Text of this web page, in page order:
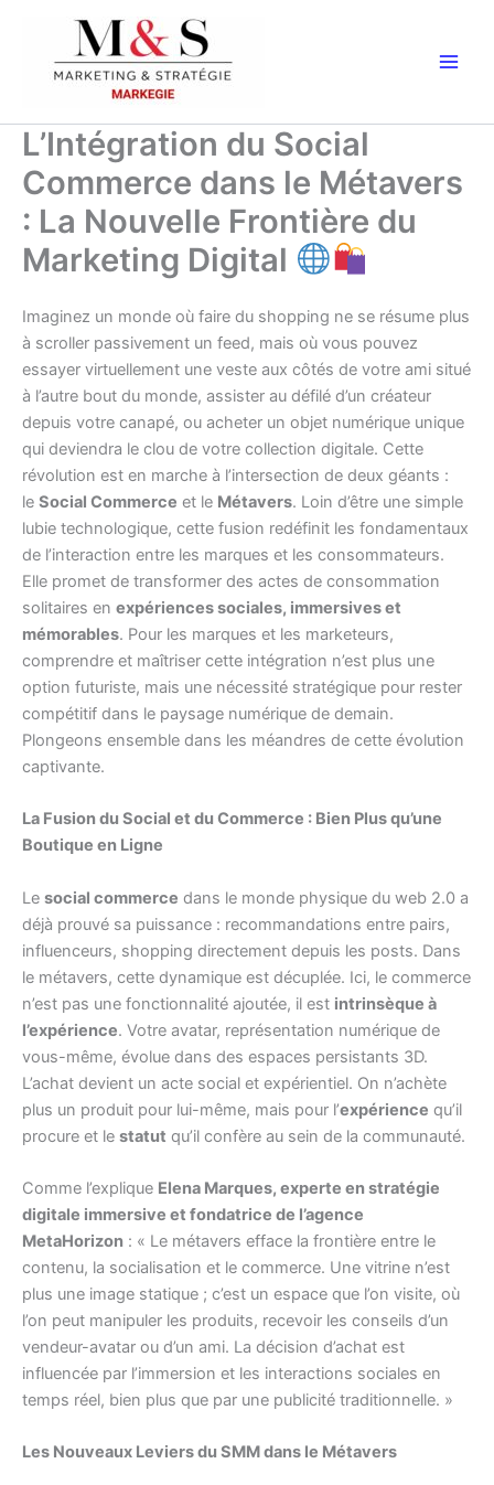
contenu
L’Intégration du Social
Commerce dans le Métavers
: La Nouvelle Frontière du
Marketing Digital
Imaginez un monde où faire du shopping ne se résume plus
à scroller passivement un feed, mais où vous pouvez
essayer virtuellement une veste aux côtés de votre ami situé
à l’autre bout du monde, assister au défilé d’un créateur
depuis votre canapé, ou acheter un objet numérique unique
qui deviendra le clou de votre collection digitale. Cette
révolution est en marche à l’intersection de deux géants :
le Social Commerce et le Métavers. Loin d’être une simple
lubie technologique, cette fusion redéfinit les fondamentaux
de l’interaction entre les marques et les consommateurs.
Elle promet de transformer des actes de consommation
solitaires en expériences sociales, immersives et
mémorables. Pour les marques et les marketeurs,
comprendre et maîtriser cette intégration n’est plus une
option futuriste, mais une nécessité stratégique pour rester
compétitif dans le paysage numérique de demain.
Plongeons ensemble dans les méandres de cette évolution
captivante.
La Fusion du Social et du Commerce : Bien Plus qu’une
Boutique en Ligne
Le social commerce dans le monde physique du web 2.0 a
déjà prouvé sa puissance : recommandations entre pairs,
influenceurs, shopping directement depuis les posts. Dans
le métavers, cette dynamique est décuplée. Ici, le commerce
n’est pas une fonctionnalité ajoutée, il est intrinsèque à
l’expérience. Votre avatar, représentation numérique de
vous-même, évolue dans des espaces persistants 3D.
L’achat devient un acte social et expérientiel. On n’achète
plus un produit pour lui-même, mais pour l’expérience qu’il
procure et le statut qu’il confère au sein de la communauté.
Comme l’explique Elena Marques, experte en stratégie
digitale immersive et fondatrice de l’agence
MetaHorizon : « Le métavers efface la frontière entre le
contenu, la socialisation et le commerce. Une vitrine n’est
plus une image statique ; c’est un espace que l’on visite, où
l’on peut manipuler les produits, recevoir les conseils d’un
vendeur-avatar ou d’un ami. La décision d’achat est
influencée par l’immersion et les interactions sociales en
temps réel, bien plus que par une publicité traditionnelle. »
Les Nouveaux Leviers du SMM dans le Métavers